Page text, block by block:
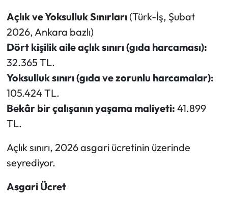
Açlık ve Yoksulluk Sınırları(Türk-İş, Şubat
2026, Ankara bazlı)
Dört kişilik aile açlık sınırı (gıda harcaması):
32.365 TL.
Yoksulluk sınırı (gıda ve zorunlu harcamalar):
105.424 TL.
Bekâr bir çalışanın yaşama maliyeti: 41.899
TL.
Açlık sınırı, 2026 asgari ücretinin üzerinde
seyrediyor.
Asgari Ücret